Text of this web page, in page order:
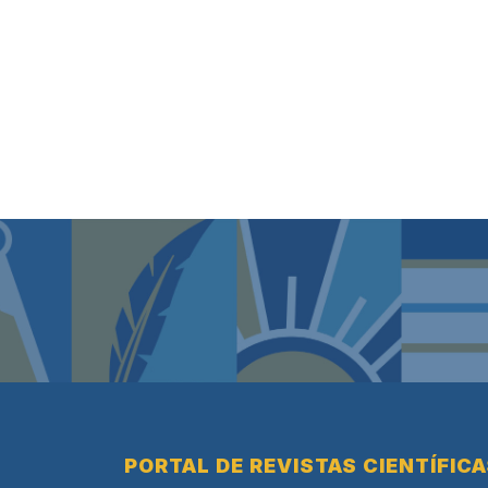
PORTAL DE REVISTAS